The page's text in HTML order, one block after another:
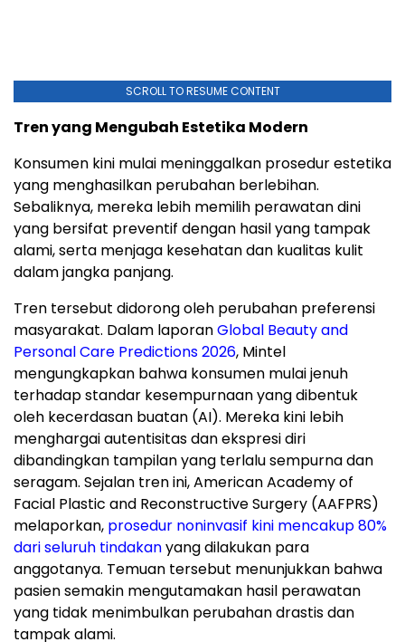
SCROLL TO RESUME CONTENT
Tren yang Mengubah Estetika Modern
Konsumen kini mulai meninggalkan prosedur estetika
yang menghasilkan perubahan berlebihan.
Sebaliknya, mereka lebih memilih perawatan dini
yang bersifat preventif dengan hasil yang tampak
alami, serta menjaga kesehatan dan kualitas kulit
dalam jangka panjang.
Tren tersebut didorong oleh perubahan preferensi
masyarakat. Dalam laporanGlobal Beauty and
Personal Care Predictions 2026, Mintel
mengungkapkan bahwa konsumen mulai jenuh
terhadap standar kesempurnaan yang dibentuk
oleh kecerdasan buatan (AI). Mereka kini lebih
menghargai autentisitas dan ekspresi diri
dibandingkan tampilan yang terlalu sempurna dan
seragam. Sejalan tren ini, American Academy of
Facial Plastic and Reconstructive Surgery (AAFPRS)
melaporkan, prosedur noninvasif kini mencakup 80%
dari seluruh tindakanyang dilakukan para
anggotanya. Temuan tersebut menunjukkan bahwa
pasien semakin mengutamakan hasil perawatan
yang tidak menimbulkan perubahan drastis dan
tampak alami.